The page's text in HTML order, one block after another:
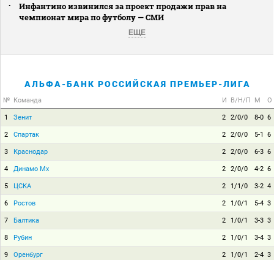
Инфантино извинился за проект продажи прав на
чемпионат мира по футболу — СМИ
ЕЩЕ
АЛЬФА-БАНК РОССИЙСКАЯ ПРЕМЬЕР-ЛИГА
№ Команда И В/Н/П М О
1 Зенит 2 2/0/0 8-0 6
2 Спартак 2 2/0/0 5-1 6
3 Краснодар 2 2/0/0 6-3 6
4 Динамо Мх 2 2/0/0 4-2 6
5 ЦСКА 2 1/1/0 3-2 4
6 Ростов 2 1/0/1 5-4 3
7 Балтика 2 1/0/1 3-3 3
8 Рубин 2 1/0/1 3-4 3
9 Оренбург 2 1/0/1 2-4 3